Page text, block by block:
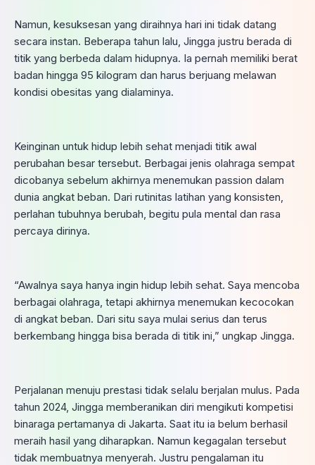
Namun, kesuksesan yang diraihnya hari ini tidak datang
secara instan. Beberapa tahun lalu, Jingga justru berada di
titik yang berbeda dalam hidupnya. Ia pernah memiliki berat
badan hingga 95 kilogram dan harus berjuang melawan
kondisi obesitas yang dialaminya.
Keinginan untuk hidup lebih sehat menjadi titik awal
perubahan besar tersebut. Berbagai jenis olahraga sempat
dicobanya sebelum akhirnya menemukan passion dalam
dunia angkat beban. Dari rutinitas latihan yang konsisten,
perlahan tubuhnya berubah, begitu pula mental dan rasa
percaya dirinya.
“Awalnya saya hanya ingin hidup lebih sehat. Saya mencoba
berbagai olahraga, tetapi akhirnya menemukan kecocokan
di angkat beban. Dari situ saya mulai serius dan terus
berkembang hingga bisa berada di titik ini,” ungkap Jingga.
Perjalanan menuju prestasi tidak selalu berjalan mulus. Pada
tahun 2024, Jingga memberanikan diri mengikuti kompetisi
binaraga pertamanya di Jakarta. Saat itu ia belum berhasil
meraih hasil yang diharapkan. Namun kegagalan tersebut
tidak membuatnya menyerah. Justru pengalaman itu